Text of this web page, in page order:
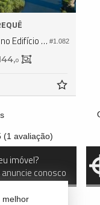
#1.082
Apartamento Duplex no Edifício Lagom Perequê
0
(1 avaliação)
imóvel?
conosco
melhor